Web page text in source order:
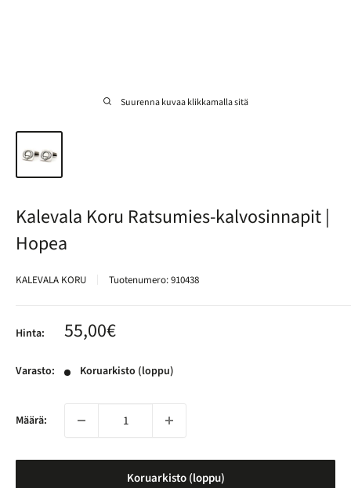
Suurenna kuvaa klikkamalla sitä
Kalevala Koru Ratsumies-kalvosinnapit |
Hopea
KALEVALA KORU Tuotenumero:910438
Hinta: Alennushinta
55,00€
Varasto: Koruarkisto (loppu)
Määrä:
Koruarkisto (loppu)